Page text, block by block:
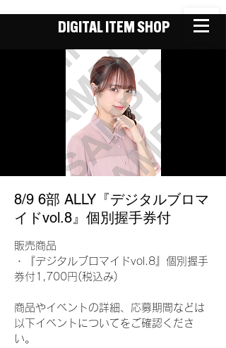
DIGITAL ITEM SHOP
8/9 6部 ALLY『デジタルブロマ
イドvol.8』個別握手券付
販売商品
・『デジタルブロマイドvol.8』個別握手
券付1,700円(税込み)
商品やイベントの詳細、応募期間などは
以下イベントについてをご確認くださ
い。